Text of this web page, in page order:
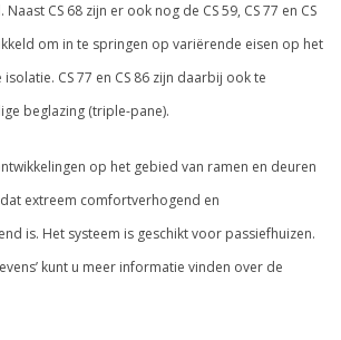
CS 68 zijn er ook nog de CS 59, CS 77 en CS
om in te springen op variërende eisen op het
CS 77 en CS 86 zijn daarbij ook te
beglazing (triple-pane).
op het gebied van ramen en deuren
dat extreem comfortverhogend en
is. Het systeem is geschikt voor passiefhuizen.
kunt u meer informatie vinden over de